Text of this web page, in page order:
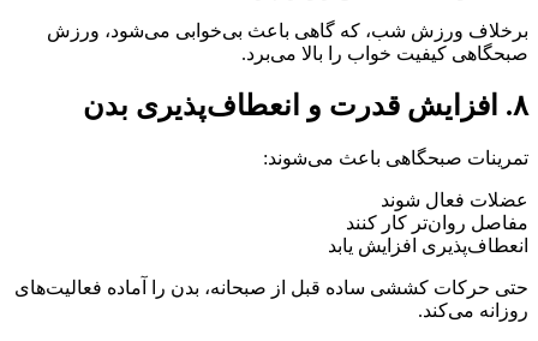
برخلاف ورزش شب، که گاهی باعث بی‌خوابی می‌شود، ورزش
صبحگاهی کیفیت خواب را بالا می‌برد.
۸. افزایش قدرت و انعطاف‌پذیری بدن
تمرینات صبحگاهی باعث می‌شوند:
عضلات فعال شوند
مفاصل روان‌تر کار کنند
انعطاف‌پذیری افزایش یابد
حتی حرکات کششی ساده قبل از صبحانه، بدن را آماده فعالیت‌های
روزانه می‌کند.